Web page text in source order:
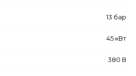
13 бар
45 кВт
380 В